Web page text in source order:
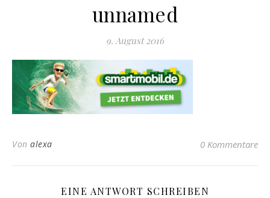
unnamed
9. August 2016
Von alexa 0 Kommentare
EINE ANTWORT SCHREIBEN